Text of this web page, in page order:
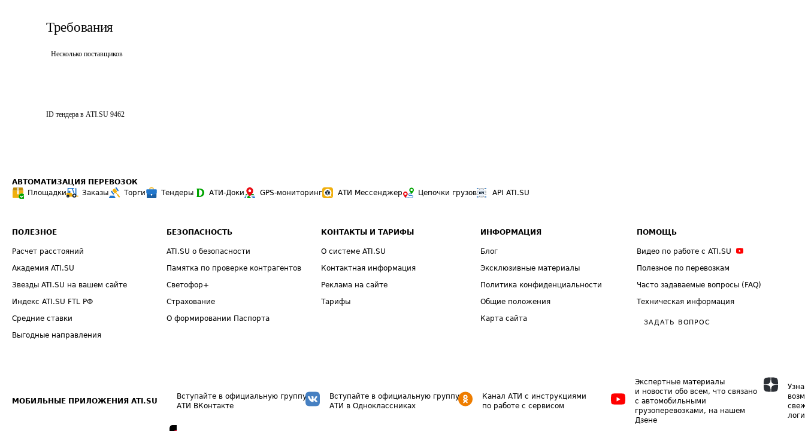
Требования
Несколько поставщиков
ID тендера в ATI.SU 9462
АВТОМАТИЗАЦИЯ ПЕРЕВОЗОК
Площадки
Заказы Торги Тендеры АТИ-Доки GPS-мониторинг АТИ Мессенджер Цепочки грузов API ATI.SU
ПОЛЕЗНОЕ
Расчет расстояний
Академия ATI.SU
Звезды ATI.SU на вашем сайте
Индекс ATI.SU FTL РФ
Средние ставки
Выгодные направления
БЕЗОПАСНОСТЬ
ATI.SU о безопасности
Памятка по проверке контрагентов
Светофор+
Страхование
О формировании Паспорта
КОНТАКТЫ И ТАРИФЫ
О системе ATI.SU
Контактная информация
Реклама на сайте
Тарифы
ИНФОРМАЦИЯ
Блог
Эксклюзивные материалы
Политика конфиденциальности
Общие положения
Карта сайта
ПОМОЩЬ
Видео по работе с ATI.SU
Полезное по перевозкам
Часто задаваемые вопросы (FAQ)
Техническая информация
ЗАДАТЬ ВОПРОС
МОБИЛЬНЫЕ ПРИЛОЖЕНИЯ ATI.SU
Вступайте в официальную группу
АТИ ВКонтакте
Вступайте в официальную группу
АТИ в Одноклассниках
Канал АТИ с инструкциями
по работе с сервисом
Экспертные материалы
и новости обо всем, что связано
с автомобильными
грузоперевозками, на нашем
Дзене